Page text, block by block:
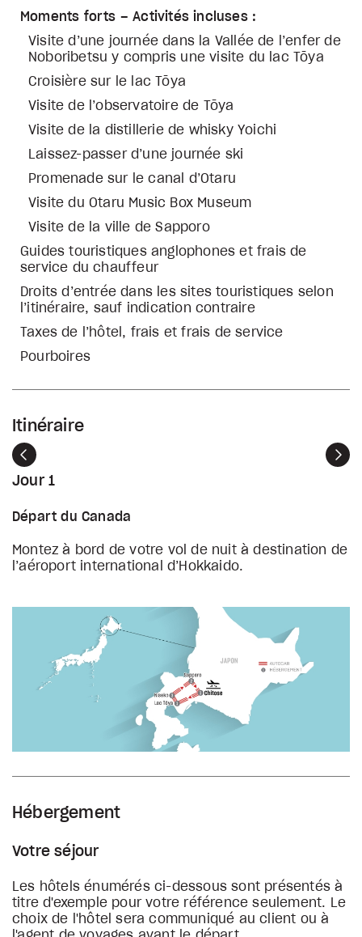
Moments forts – Activités incluses :
Visite d’une journée dans la Vallée de l’enfer de
Noboribetsu y compris une visite du lac Tōya
Croisière sur le lac Tōya
Visite de l’observatoire de Tōya
Visite de la distillerie de whisky Yoichi
Laissez-passer d’une journée ski
Promenade sur le canal d’Otaru
Visite du Otaru Music Box Museum
Visite de la ville de Sapporo
Guides touristiques anglophones et frais de
service du chauffeur
Droits d’entrée dans les sites touristiques selon
l’itinéraire, sauf indication contraire
Taxes de l’hôtel, frais et frais de service
Pourboires
Itinéraire
Précédent
Jour 1
Départ du Canada
Montez à bord de votre vol de nuit à destination de
l’aéroport international d’Hokkaido.
Hébergement
Votre séjour
Les hôtels énumérés ci-dessous sont présentés à
titre d'exemple pour votre référence seulement. Le
choix de l'hôtel sera communiqué au client ou à